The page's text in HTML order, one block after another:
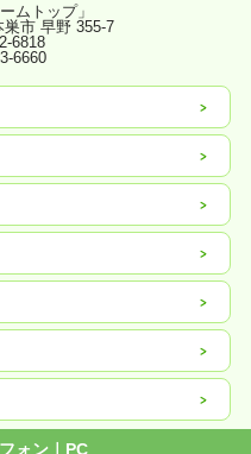
ムトップ」
市 早野 355-7
6818
6660
ォン｜ PC